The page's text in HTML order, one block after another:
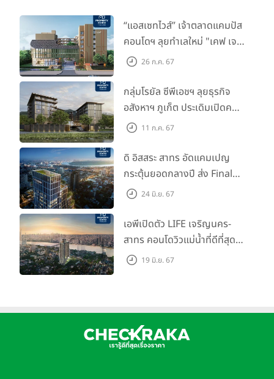
“แอสเซทไวส์” เจ้าตลาดแคมปัส
คอนโดฯ ลุยทำเลใหม่ "เคฟ เจ
เนซิส นครปฐม" จับมือพาร์ท
26 ก.ค. 67
กลุ่มโรยัล ซีพีเอชฯ ลุยธุรกิจ
อสังหาฯ ภูเก็ต ประเดิมเปิดคอน
โดฯ "เลค อเวนิว ภูเก็ต" พรีเซล
11 ก.ค. 67
ดิ อิสสระ สาทร อัดแคมเปญ
กระตุ้นยอดกลางปี ส่ง Final
Call ห้องหลุดดาวน์ หั่นราคา
24 มิ.ย. 67
เอพีเปิดตัว LIFE เจริญนคร-
สาทร คอนโดวิวแม่น้ำที่ดีที่สุด
กับชีวิตที่เหนือกว่าในทุกมิติ
19 มิ.ย. 67